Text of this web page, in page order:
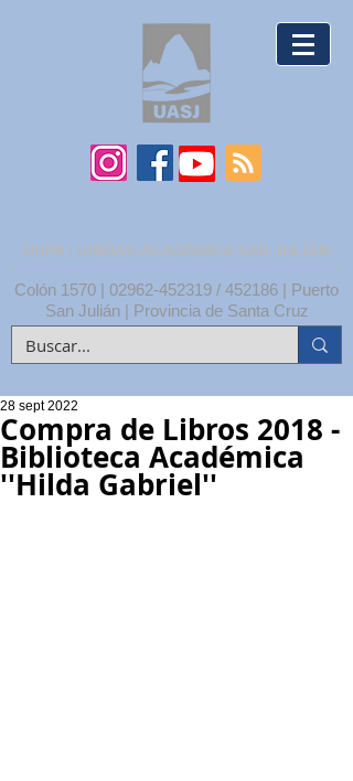
UNPA | UNIDAD ACADÉMICA SAN JULIÁN
Colón 1570 | 02962-452319 / 452186 | Puerto
San Julián | Provincia de Santa Cruz
Compra de Libros 2018 -
Biblioteca Académica
''Hilda Gabriel''
28 sept 2022